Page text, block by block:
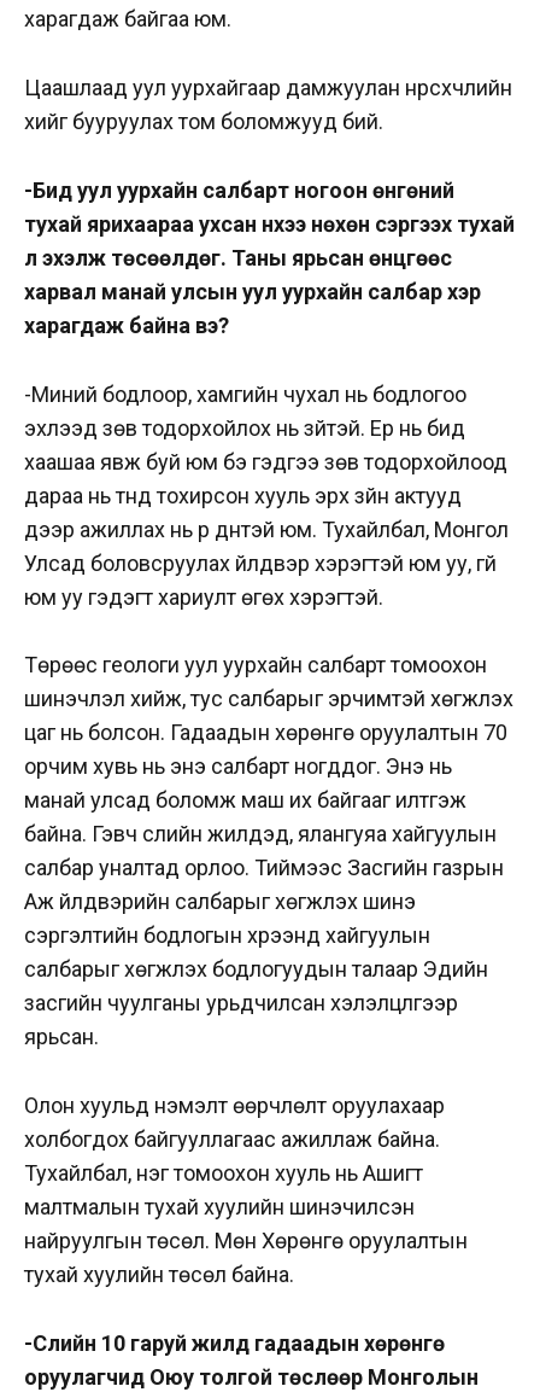
харагдаж байгаа юм.
Цаашлаад уул уурхайгаар дамжуулан нүүрсхүчлийн
хийг бууруулах том боломжууд бий.
-Бид уул уурхайн салбарт ногоон өнгөний
тухай ярихаараа ухсан нүхээ нөхөн сэргээх тухай
л эхэлж төсөөлдөг. Таны ярьсан өнцгөөс
харвал манай улсын уул уурхайн салбар хэр
харагдаж байна вэ?
-Миний бодлоор, хамгийн чухал нь бодлогоо
эхлээд зөв тодорхойлох нь зүйтэй. Ер нь бид
хаашаа явж буй юм бэ гэдгээ зөв тодорхойлоод
дараа нь түүнд тохирсон хууль эрх зүйн актууд
дээр ажиллах нь үр дүнтэй юм. Тухайлбал, Монгол
Улсад боловсруулах үйлдвэр хэрэгтэй юм уу, үгүй
юм уу гэдэгт хариулт өгөх хэрэгтэй.
Төрөөс геологи уул уурхайн салбарт томоохон
шинэчлэл хийж, тус салбарыг эрчимтэй хөгжүүлэх
цаг нь болсон. Гадаадын хөрөнгө оруулалтын 70
орчим хувь нь энэ салбарт ногддог. Энэ нь
манай улсад боломж маш их байгааг илтгэж
байна. Гэвч сүүлийн жилүүдэд, ялангуяа хайгуулын
салбар уналтад орлоо. Тиймээс Засгийн газрын
Аж үйлдвэрийн салбарыг хөгжүүлэх шинэ
сэргэлтийн бодлогын хүрээнд хайгуулын
салбарыг хөгжүүлэх бодлогуудын талаар Эдийн
засгийн чуулганы урьдчилсан хэлэлцүүлгээр
ярьсан.
Олон хуульд нэмэлт өөрчлөлт оруулахаар
холбогдох байгууллагаас ажиллаж байна.
Тухайлбал, нэг томоохон хууль нь Ашигт
малтмалын тухай хуулийн шинэчилсэн
найруулгын төсөл. Мөн Хөрөнгө оруулалтын
тухай хуулийн төсөл байна.
-Сүүлийн 10 гаруй жилд гадаадын хөрөнгө
оруулагчид Оюу толгой төслөөр Монголын